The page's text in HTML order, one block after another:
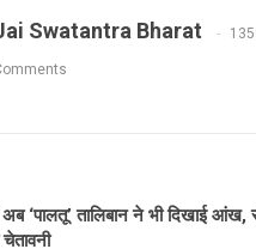
Swatantra Bharat
‘पालतू’ तालिबान ने भी दिखाई आंख,